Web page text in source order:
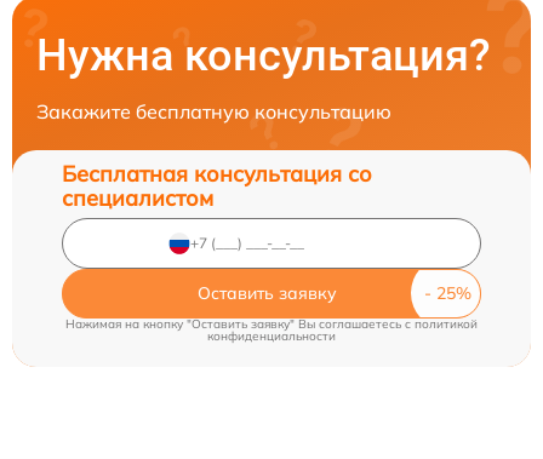
Нужна консультация?
Закажите бесплатную консультацию
Бесплатная консультация со
специалистом
Оставить заявку
Нажимая на кнопку "Оставить заявку" Вы соглашаетесь cполитикой
конфиденциальности